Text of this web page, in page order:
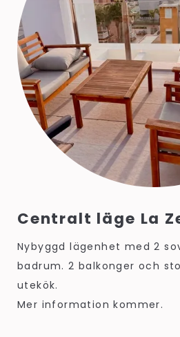
Centralt läge La
Nybyggd lägenhet med 2
badrum. 2 balkonger och
utekök.
Mer information kommer.